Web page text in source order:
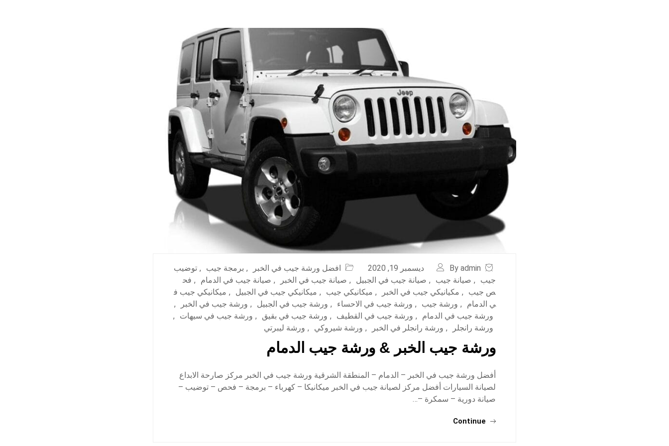
By admin ديسمبر 19, 2020 افضل ورشة جيب في الخبر , برمجة جيب , توضيب
جيب
, صيانة جيب , صيانة جيب في الجبيل , صيانة جيب في الخبر , صيانة جيب في الدمام , فح
ص جيب
, مكيانيكي جيب في الخبر , ميكانيكي جيب , ميكانيكي جيب في الجبيل , ميكانيكي جيب ف
ي الدمام
, ورشة جيب , ورشة جيب في الاحساء , ورشة جيب في الجبيل , ورشة جيب في الخبر
,
ورشة جيب في الدمام
, ورشة جيب في القطيف , ورشة جيب في بقيق , ورشة جيب في سيهات
,
ورشة رانجلر
, ورشة رانجلر في الخبر , ورشة شيروكي , ورشة ليبرتي
ورشة جيب الخبر & ورشة جيب الدمام
أفضل ورشة جيب في الخبر – الدمام – المنطقة الشرقية ورشة جيب في الخبر مركز صارحة الابداع
لصيانة السيارات أفضل مركز لصيانة جيب في الخبر ميكانيكا – كهرباء – برمجة – فحص – توضيب –
صيانة دورية – سمكرة –…
Continue